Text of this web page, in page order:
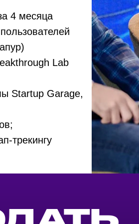
4 месяца
Lab
Startup Garage,
трекингу